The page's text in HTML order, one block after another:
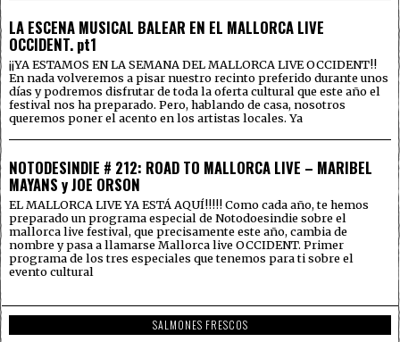
LA ESCENA MUSICAL BALEAR EN EL MALLORCA LIVE
OCCIDENT. pt1
¡¡YA ESTAMOS EN LA SEMANA DEL MALLORCA LIVE OCCIDENT!!
En nada volveremos a pisar nuestro recinto preferido durante unos
días y podremos disfrutar de toda la oferta cultural que este año el
festival nos ha preparado. Pero, hablando de casa, nosotros
queremos poner el acento en los artistas locales. Ya
NOTODESINDIE # 212: ROAD TO MALLORCA LIVE – MARIBEL
MAYANS y JOE ORSON
EL MALLORCA LIVE YA ESTÁ AQUÍ!!!!! Como cada año, te hemos
preparado un programa especial de Notodoesindie sobre el
mallorca live festival, que precisamente este año, cambia de
nombre y pasa a llamarse Mallorca live OCCIDENT. Primer
programa de los tres especiales que tenemos para ti sobre el
evento cultural
SALMONES FRESCOS